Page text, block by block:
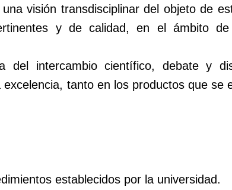
visión transdisciplinar del objeto de
y de calidad, en el ámbito
del intercambio científico, debate y
tanto en los productos que se
establecidos por la universidad.